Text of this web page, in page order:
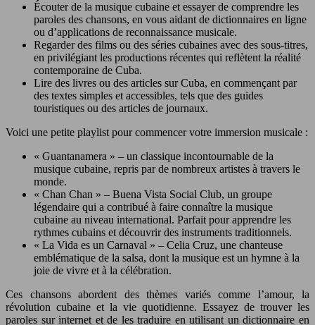
Écouter de la musique cubaine et essayer de comprendre les
paroles des chansons, en vous aidant de dictionnaires en ligne
ou d’applications de reconnaissance musicale.
Regarder des films ou des séries cubaines avec des sous-titres,
en privilégiant les productions récentes qui reflètent la réalité
contemporaine de Cuba.
Lire des livres ou des articles sur Cuba, en commençant par
des textes simples et accessibles, tels que des guides
touristiques ou des articles de journaux.
Voici une petite playlist pour commencer votre immersion musicale :
« Guantanamera » – un classique incontournable de la
musique cubaine, repris par de nombreux artistes à travers le
monde.
« Chan Chan » – Buena Vista Social Club, un groupe
légendaire qui a contribué à faire connaître la musique
cubaine au niveau international. Parfait pour apprendre les
rythmes cubains et découvrir des instruments traditionnels.
« La Vida es un Carnaval » – Celia Cruz, une chanteuse
emblématique de la salsa, dont la musique est un hymne à la
joie de vivre et à la célébration.
Ces chansons abordent des thèmes variés comme l’amour, la
révolution cubaine et la vie quotidienne. Essayez de trouver les
paroles sur internet et de les traduire en utilisant un dictionnaire en